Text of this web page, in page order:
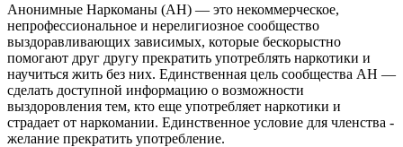
Анонимные Наркоманы (АН) — это некоммерческое,
непрофессиональное и нерелигиозное сообщество
выздоравливающих зависимых, которые бескорыстно
помогают друг другу прекратить употреблять наркотики и
научиться жить без них. Единственная цель сообщества АН —
сделать доступной информацию о возможности
выздоровления тем, кто еще употребляет наркотики и
страдает от наркомании. Единственное условие для членства -
желание прекратить употребление.